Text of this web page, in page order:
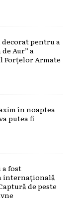
pentru a
Aur” a
Forțelor Armate
în noaptea
putea fi
fost
internațională
de peste